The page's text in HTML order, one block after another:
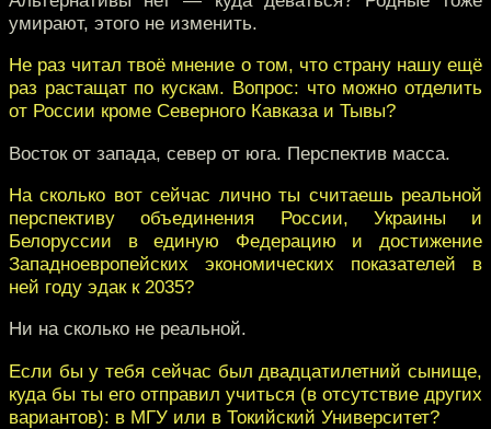
умирают, этого не изменить.
Не раз читал твоё мнение о том, что страну нашу ещё
раз растащат по кускам. Вопрос: что можно отделить
от России кроме Северного Кавказа и Тывы?
Восток от запада, север от юга. Перспектив масса.
На сколько вот сейчас лично ты считаешь реальной
перспективу объединения России, Украины и
Белоруссии в единую Федерацию и достижение
Западноевропейских экономических показателей в
ней году эдак к 2035?
Ни на сколько не реальной.
Если бы у тебя сейчас был двадцатилетний сынище,
куда бы ты его отправил учиться (в отсутствие других
вариантов): в МГУ или в Токийский Университет?